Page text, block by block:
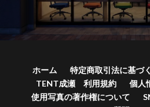
ホーム 特定商取引法に基づ
TENT成瀬 利用規約
個人
使用写真の著作権について